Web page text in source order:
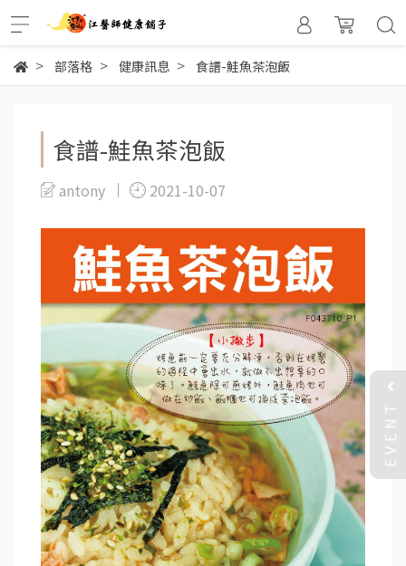
部落格 健康訊息 食譜-鮭魚茶泡飯
食譜-鮭魚茶泡飯
antony 2021-10-07
EVENT